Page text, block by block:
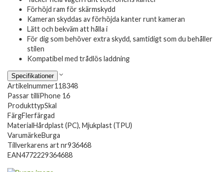
Förhöjd ram för skärmskydd
Kameran skyddas av förhöjda kanter runt kameran
Lätt och bekväm att hålla i
För dig som behöver extra skydd, samtidigt som du behåller
stilen
Kompatibel med trådlös laddning
Specifikationer
Artikelnummer118348
Passar tilliPhone 16
ProdukttypSkal
FärgFlerfärgad
MaterialHårdplast (PC), Mjukplast (TPU)
VarumärkeBurga
Tillverkarens art nr936468
EAN4772229364688